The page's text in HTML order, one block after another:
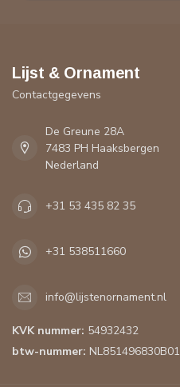
Lijst & Ornament
Contactgegevens
De Greune 28A
7483 PH Haaksbergen
Nederland
+31 53 435 82 35
+31 538511660
info@lijstenornament.nl
KVK nummer: 54932432
btw-nummer: NL851496830B01